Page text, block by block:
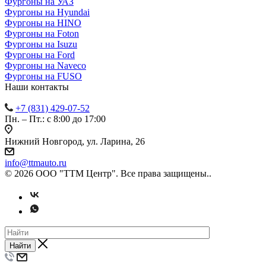
Фургоны на Hyundai
Фургоны на HINO
Фургоны на Foton
Фургоны на Isuzu
Фургоны на Ford
Фургоны на Naveco
Фургоны на FUSO
Наши контакты
+7 (831) 429-07-52
Пн. – Пт.: с 8:00 до 17:00
Нижний Новгород, ул. Ларина, 26
info@ttmauto.ru
© 2026 ООО "ТТМ Центр". Все права защищены..
Найти